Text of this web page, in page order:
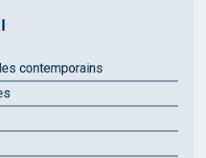
contemporains